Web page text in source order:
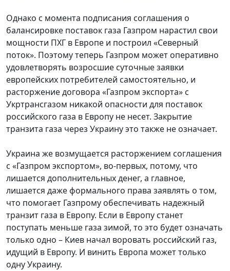
Однако с момента подписания соглашения о
балансировке поставок газа Газпром нарастил свои
мощности ПХГ в Европе и построил «Северный
поток». Поэтому теперь Газпром может оперативно
удовлетворять возросшие суточные заявки
европейских потребителей самостоятельно, и
расторжение договора «Газпром экспорта» с
Укртрансгазом никакой опасности для поставок
российского газа в Европу не несет. Закрытие
транзита газа через Украину это также не означает.
Украина же возмущается расторжением соглашения
с «Газпром экспортом», во-первых, потому, что
лишается дополнительных денег, а главное,
лишается даже формального права заявлять о том,
что помогает Газпрому обеспечивать надежный
транзит газа в Европу. Если в Европу станет
поступать меньше газа зимой, то это будет означать
только одно – Киев начал воровать российский газ,
идущий в Европу. И винить Европа может только
одну Украину.